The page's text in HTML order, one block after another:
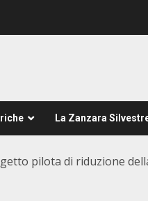
La Zanzara
pilota di riduzione